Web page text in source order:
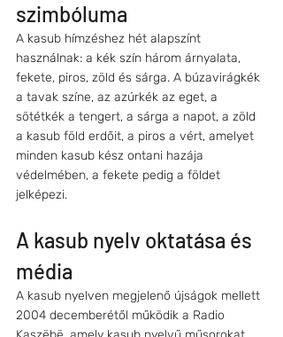
szimbóluma
A kasub hímzéshez hét alapszínt
használnak: a kék szín három árnyalata,
fekete, piros, zöld és sárga. A búzavirágkék
a tavak színe, az azúrkék az eget, a
sötétkék a tengert, a sárga a napot, a zöld
a kasub föld erdőit, a piros a vért, amelyet
minden kasub kész ontani hazája
védelmében, a fekete pedig a földet
jelképezi.
A kasub nyelv oktatása és
média
A kasub nyelven megjelenő újságok mellett
2004 decemberétől működik a Radio